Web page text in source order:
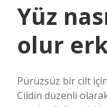
Yüz
olur
Pürüzsüz bir cilt
Cildin düzenli